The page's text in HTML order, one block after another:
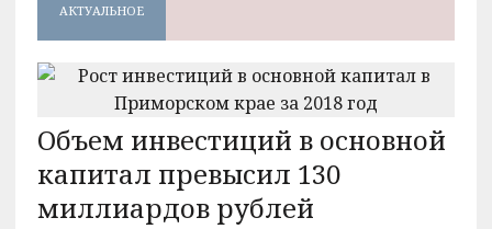
АКТУАЛЬНОЕ
Объем инвестиций в основной
капитал превысил 130
миллиардов рублей